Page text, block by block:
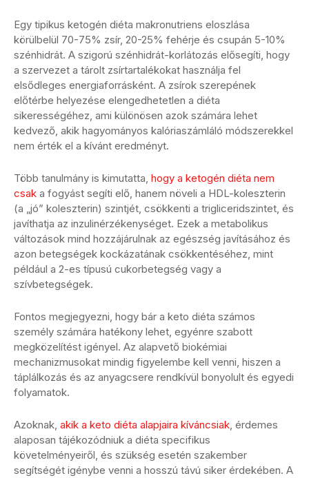
Egy tipikus ketogén diéta makronutriens eloszlása
körülbelül 70-75% zsír, 20-25% fehérje és csupán 5-10%
szénhidrát. A szigorú szénhidrát-korlátozás elősegíti, hogy
a szervezet a tárolt zsírtartalékokat használja fel
elsődleges energiaforrásként. A zsírok szerepének
előtérbe helyezése elengedhetetlen a diéta
sikerességéhez, ami különösen azok számára lehet
kedvező, akik hagyományos kalóriaszámláló módszerekkel
nem érték el a kívánt eredményt.
Több tanulmány is kimutatta, hogy a ketogén diéta nem
csak a fogyást segíti elő, hanem növeli a HDL-koleszterin
(a „jó” koleszterin) szintjét, csökkenti a trigliceridszintet, és
javíthatja az inzulinérzékenységet. Ezek a metabolikus
változások mind hozzájárulnak az egészség javításához és
azon betegségek kockázatának csökkentéséhez, mint
például a 2-es típusú cukorbetegség vagy a
szívbetegségek.
Fontos megjegyezni, hogy bár a keto diéta számos
személy számára hatékony lehet, egyénre szabott
megközelítést igényel. Az alapvető biokémiai
mechanizmusokat mindig figyelembe kell venni, hiszen a
táplálkozás és az anyagcsere rendkívül bonyolult és egyedi
folyamatok.
Azoknak, akik a keto diéta alapjaira kíváncsiak, érdemes
alaposan tájékozódniuk a diéta specifikus
követelményeiről, és szükség esetén szakember
segítségét igénybe venni a hosszú távú siker érdekében. A